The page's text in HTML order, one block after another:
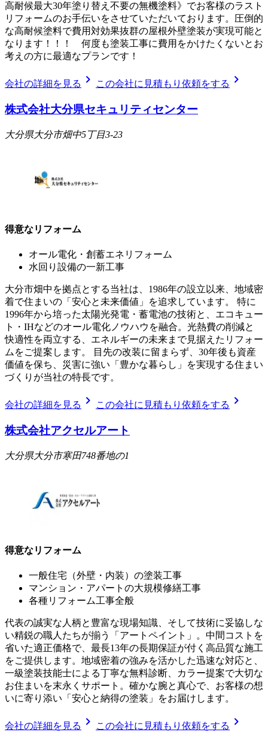
高耐候最大30年塗り替え不要の無機塗料》でお客様のラスト
リフォームのお手伝いをさせていただいております。圧倒的
な高耐候塗料で費用対効果抜群の屋根外壁塗装が実現可能と
なります！！！ 何度も塗装工事に費用をかけたくないとお
考えの方に最適なプランです！
会社の詳細を見る chevron_right この会社に見積もり依頼をする chevron_right
株式会社大分県セキュリティセンター
大分県大分市畑中5丁目3-23
得意なリフォーム
オール電化・創蓄エネリフォーム
水回り設備の一新工事
大分市畑中を拠点とする当社は、1986年の設立以来、地域密
着で住まいの「安心と未来価値」を追求しています。 特に
1996年から培った太陽光発電・蓄電池の技術と、エコキュー
ト・IHなどのオール電化ノウハウを融合。光熱費の削減と
快適性を両立する、エネルギーの未来まで見据えたリフォー
ムをご提案します。 目先の改装に留まらず、30年後も資産
価値を保ち、災害に強い「豊かな暮らし」を実現する住まい
づくりが当社の特長です。
会社の詳細を見る chevron_right この会社に見積もり依頼をする chevron_right
株式会社アクセルアート
大分県大分市寒田748番地の1
得意なリフォーム
一般住宅（外壁・内装）の塗装工事
マンション・アパートの大規模修繕工事
各種リフォーム工事全般
代表の誠実な人柄と豊富な現場知識、そして技術に妥協しな
い精鋭の職人たちが揃う「アートペイント」。中間コストを
省いた適正価格で、最長13年の長期保証が付く高品質な施工
をご提供します。地域密着の強みを活かした迅速な対応と、
一級塗装技能士による丁寧な無料診断、カラー提案で大切な
お住まいを末永くサポート。確かな腕と真心で、お客様の想
いに寄り添い「安心と納得の塗装」をお届けします。
会社の詳細を見る chevron_right この会社に見積もり依頼をする chevron_right